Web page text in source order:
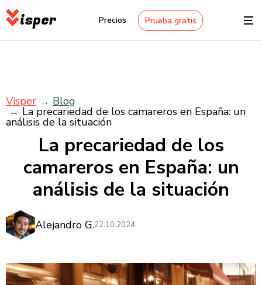
isper Precios Prueba gratis
Visper Blog
La precariedad de los camareros en España: un
análisis de la situación
La precariedad de los
camareros en España: un
análisis de la situación
Alejandro G.22.10.2024